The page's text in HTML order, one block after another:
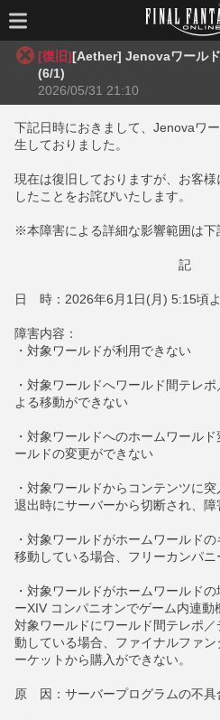
[復旧][Aether] Jenovaワール
(6/1)
2026/05/31 21:10
下記日時におきまして、Jenovaワ
生しておりました。
現在は復旧しておりますが、お客
したことをお詫びいたします。
※本障害による詳細な影響範囲は下
記
日 時：2026年6月1日(月) 5:15頃
障害内容：
・対象ワールドが利用できない
・対象ワールドへワールド間テレ
よる移動ができない
・対象ワールドへのホームワール
ールドの変更ができない
・対象ワールドからコンテンツに
退出時にサーバーから切断され、
・対象ワールドがホームワールド
移動している場合、フリーカンパ
・対象ワールドがホームワールド
ーXIV コンパニオンでゲーム内連動
対象ワールドにワールド間テレポ
動している場合、ファイナルファ
ーケットから購入ができない。
原 因：サーバープログラムの不具